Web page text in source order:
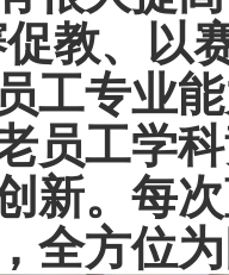
教、以
工专业
员工学
新。 每次
全方位